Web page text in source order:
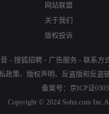
网站联盟
关于我们
版权投诉
- 搜狐招聘 - 广告服务 - 联系方
政策、 版权声明 、 反盗版和反盗
备案号： 京ICP证
Copyright © 2024 Sohu.com